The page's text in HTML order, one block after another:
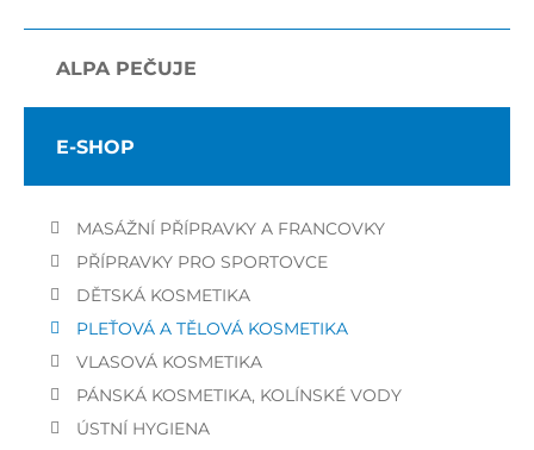
ALPA PEČUJE
E-SHOP
MASÁŽNÍ PŘÍPRAVKY A FRANCOVKY
PŘÍPRAVKY PRO SPORTOVCE
DĚTSKÁ KOSMETIKA
PLEŤOVÁ A TĚLOVÁ KOSMETIKA
VLASOVÁ KOSMETIKA
PÁNSKÁ KOSMETIKA, KOLÍNSKÉ VODY
ÚSTNÍ HYGIENA